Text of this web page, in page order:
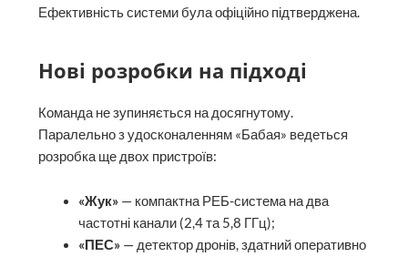
Ефективність системи була офіційно підтверджена.
Нові розробки на підході
Команда не зупиняється на досягнутому.
Паралельно з удосконаленням «Бабая» ведеться
розробка ще двох пристроїв:
«Жук» — компактна РЕБ-система на два
частотні канали (2,4 та 5,8 ГГц);
«ПЕС» — детектор дронів, здатний оперативно